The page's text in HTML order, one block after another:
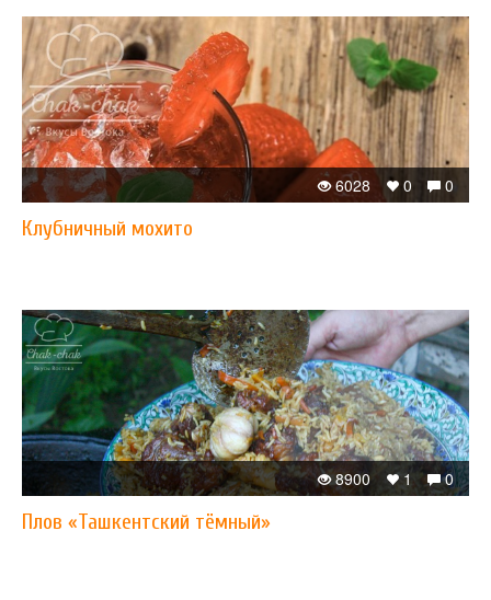
0
0
6028
Клубничный мохито
0
1
8900
Плов «Ташкентский тёмный»